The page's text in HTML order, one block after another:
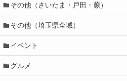
その他（さいたま・戸田・蕨）
その他（埼玉県全域）
イベント
グルメ